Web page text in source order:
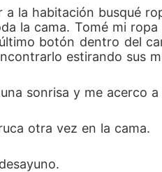
a la habitación busqué
la cama. Tomé mi
botón dentro del
estirando sus
sonrisa y me acerco
otra vez en la cama.